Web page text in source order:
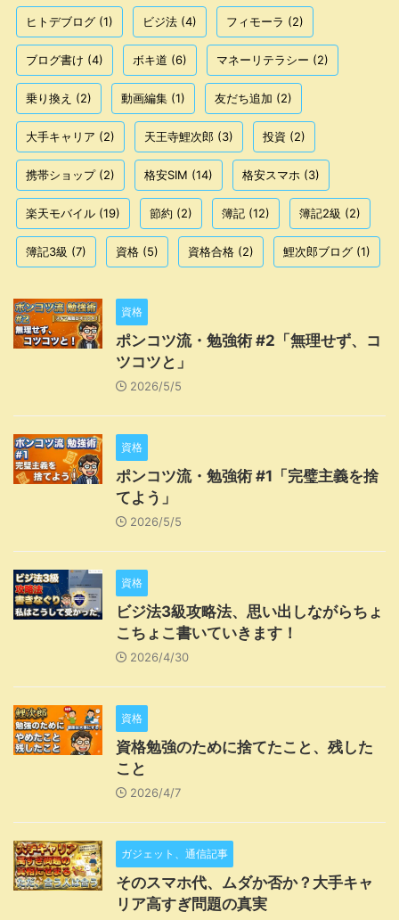
ヒトデブログ (1) ビジ法 (4) フィモーラ (2)
ブログ書け (4) ボキ道 (6) マネーリテラシー (2)
乗り換え (2) 動画編集 (1) 友だち追加 (2)
大手キャリア (2) 天王寺鯉次郎 (3) 投資 (2)
携帯ショップ(2) 格安SIM (14) 格安スマホ (3)
楽天モバイル (19) 節約 (2) 簿記 (12) 簿記2級 (2)
簿記3級 (7) 資格 (5) 資格合格 (2) 鯉次郎ブログ (1)
資格
ポンコツ流・勉強術 #2「無理せず、コ
ツコツと」
2026/5/5
資格
ポンコツ流・勉強術 #1「完璧主義を捨
てよう」
2026/5/5
資格
ビジ法3級攻略法、思い出しながらちょ
こちょこ書いていきます！
2026/4/30
資格
資格勉強のために捨てたこと、残した
こと
2026/4/7
ガジェット、通信記事
そのスマホ代、ムダか否か？大手キャ
リア高すぎ問題の真実